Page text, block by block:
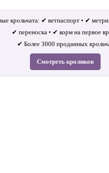
крольчата: ✔ ветпаспорт • ✔
✔ переноска • ✔ корм на первое
✔ Более 3000 проданных
Смотреть кроликов